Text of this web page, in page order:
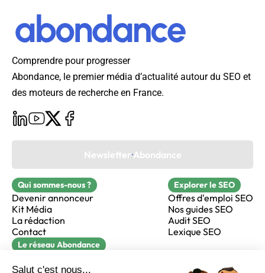
Comprendre pour progresser
Abondance, le premier média d’actualité autour du SEO et
des moteurs de recherche en France.
Newsletter Abondance
Qui sommes-nous ?
Devenir annonceur
Kit Média
La rédaction
Contact
Explorer le SEO
Offres d'emploi SEO
Nos guides SEO
Audit SEO
Lexique SEO
Le réseau Abondance
Réacteur